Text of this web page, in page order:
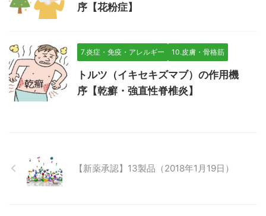
序【花粉症】
7.炎症・免疫・アレルギー 10.皮膚・骨格筋
トルツ（イキセキズマブ）の作用機
序【乾癬・強直性脊椎炎】
【新薬承認】13製品（2018年1月19日）